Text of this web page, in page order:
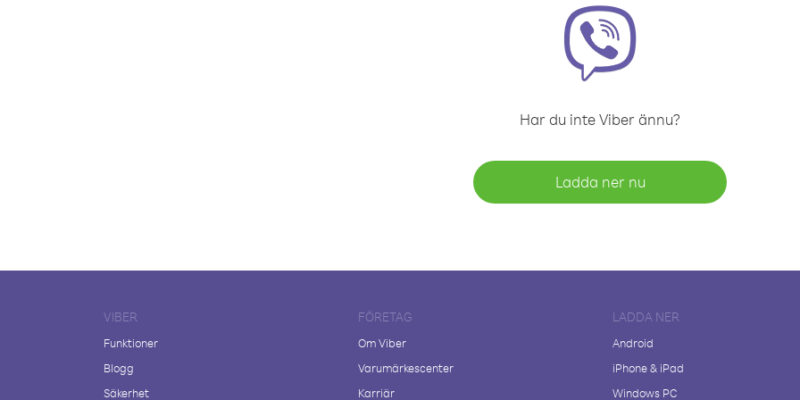
Har du inte Viber ännu?
Ladda ner nu
VIBER
Funktioner
Blogg
Säkerhet
FÖRETAG
Om Viber
Varumärkescenter
Karriär
LADDA NER
Android
iPhone & iPad
Windows PC